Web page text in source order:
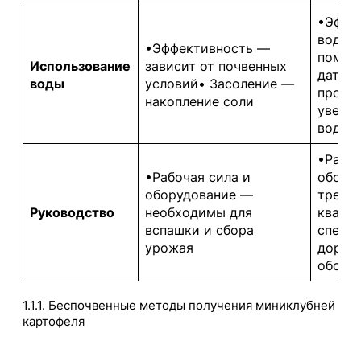
Использование
воды
•Эффективность —
зависит от почвенных
условий• Засоление —
накопление соли
воды
воде
Руководство
•Рабочая сила и
оборудование —
необходимы для
вспашки и сбора
урожая
1.1.1. Беспочвенные методы получения миниклубней
картофеля